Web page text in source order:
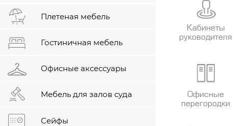
Кабинеты
руководителя
Офисные
перегородки
Плетеная мебель
Гостиничная мебель
Офисные аксессуары
Мебель для залов суда
Сейфы